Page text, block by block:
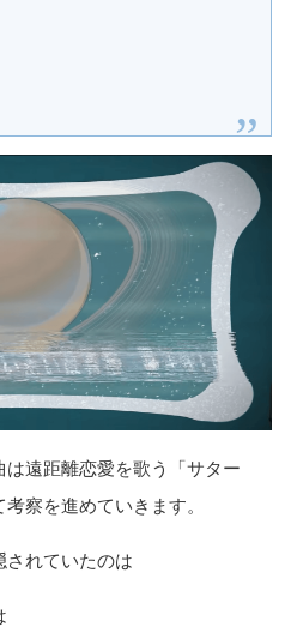
は遠距離恋愛を歌う「サター
察を進めていきます。
れていたのは